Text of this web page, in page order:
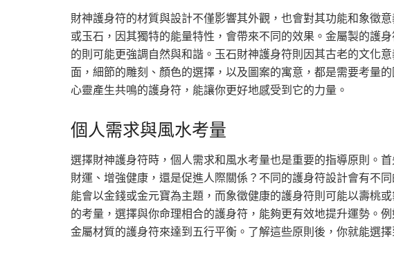
財神護身符的材質與設計不僅影響其外觀，也會對其功能和象徵
或玉石，因其獨特的能量特性，會帶來不同的效果。金屬製的護
的則可能更強調自然與和諧。玉石財神護身符則因其古老的文化
面，細節的雕刻、顏色的選擇，以及圖案的寓意，都是需要考量
心靈產生共鳴的護身符，能讓你更好地感受到它的力量。
個人需求與風水考量
選擇財神護身符時，個人需求和風水考量也是重要的指導原則。
財運、增強健康，還是促進人際關係？不同的護身符設計會有不
能會以金錢或金元寶為主題，而象徵健康的護身符則可能以壽桃
的考量，選擇與你命理相合的護身符，能夠更有效地提升運勢。
金屬材質的護身符來達到五行平衡。了解這些原則後，你就能選